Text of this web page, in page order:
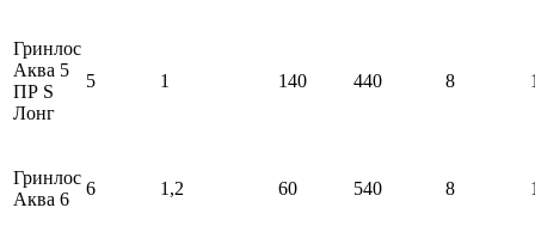
Гринлос
Аква 5
ПР S
Лонг
5 1 140 440 8
Гринлос
Аква 6
6 1,2 60 540 8